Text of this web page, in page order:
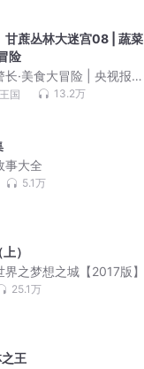
甘蔗丛林大迷宫08 | 蔬菜
险
长·美食大冒险 | 央视报
晚安故事
国 13.2万
事大全
5.1万
）
界之梦想之城【2017版】
25.1万
王